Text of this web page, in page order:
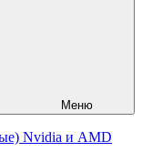
Меню
Nvidia и AMD